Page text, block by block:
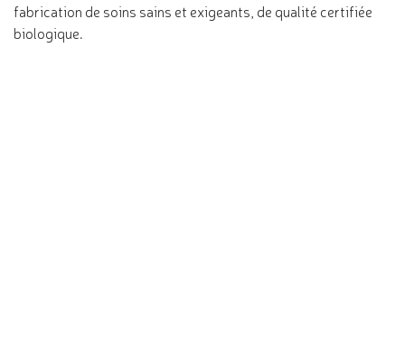
fabrication de soins sains et exigeants, de qualité certifiée
biologique.